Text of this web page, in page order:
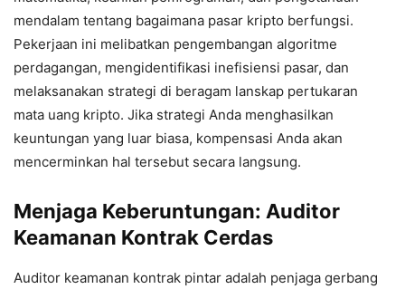
mendalam tentang bagaimana pasar kripto berfungsi.
Pekerjaan ini melibatkan pengembangan algoritme
perdagangan, mengidentifikasi inefisiensi pasar, dan
melaksanakan strategi di beragam lanskap pertukaran
mata uang kripto. Jika strategi Anda menghasilkan
keuntungan yang luar biasa, kompensasi Anda akan
mencerminkan hal tersebut secara langsung.
Menjaga Keberuntungan: Auditor
Keamanan Kontrak Cerdas
Auditor keamanan kontrak pintar adalah penjaga gerbang